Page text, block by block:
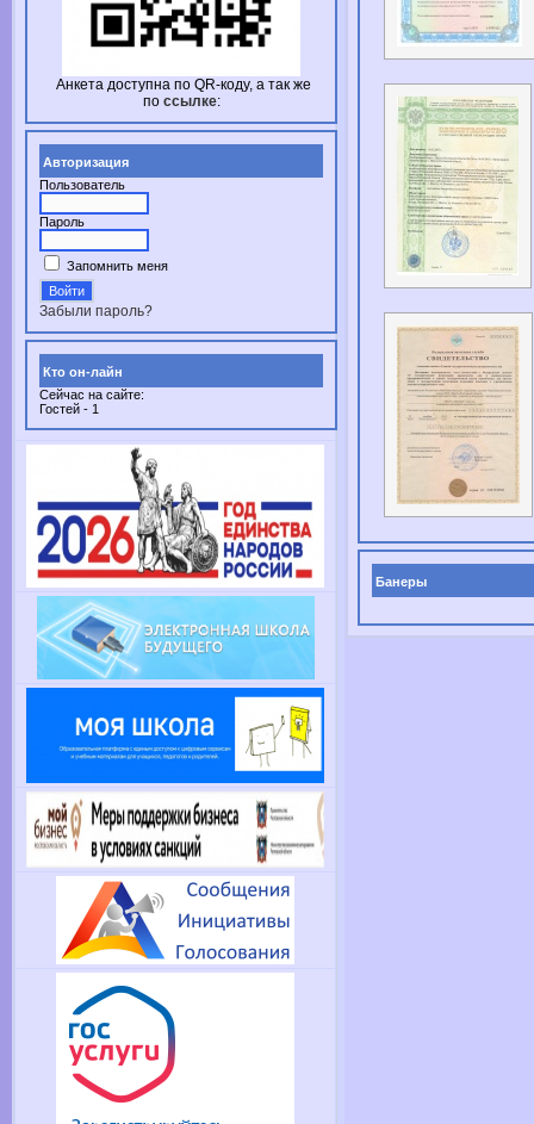
Анкета доступна по QR-коду, а так же
по ссылке:
Авторизация
Пользователь
Пароль
Запомнить меня
Забыли пароль?
Кто он-лайн
Сейчас на сайте:
Гостей - 1
Банеры